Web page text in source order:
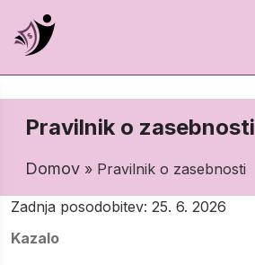
Pravilnik o zasebnosti
Domov » Pravilnik o zasebnosti
Zadnja posodobitev: 25. 6. 2026
Kazalo